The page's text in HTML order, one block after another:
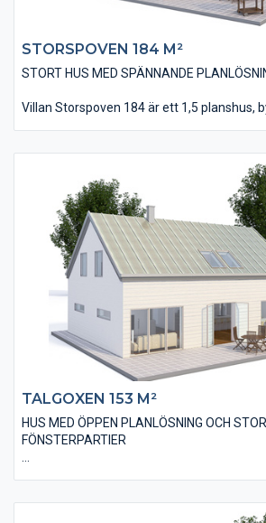
STORSPOVEN 184 M²​
STORT HUS MED SPÄNNANDE
Villan Storspoven 184 är ett 1,5 planshus,
Huset är på 184 kvm i bostadsyta och
fem stycken sovrum, två stycken badrum
tvättstuga. Invändigt hittas många
bland annat det snedvinklade köket och
utfört med ett ryggåstak. Från
direktkontakt med vardagsrummet via ett
TALGOXEN 153 M²
HUS MED ÖPPEN PLANLÖSNING OCH
FÖNSTERPARTIER
bland annat fyra stycken stora sovrum, två